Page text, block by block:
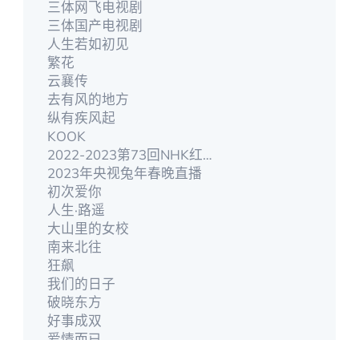
三体网飞电视剧
三体国产电视剧
人生若如初见
繁花
云襄传
去有风的地方
纵有疾风起
KOOK
2022-2023第73回NHK红白歌合戰
2023年央视兔年春晚直播
初次爱你
人生·路遥
大山里的女校
南来北往
狂飙
我们的日子
破晓东方
好事成双